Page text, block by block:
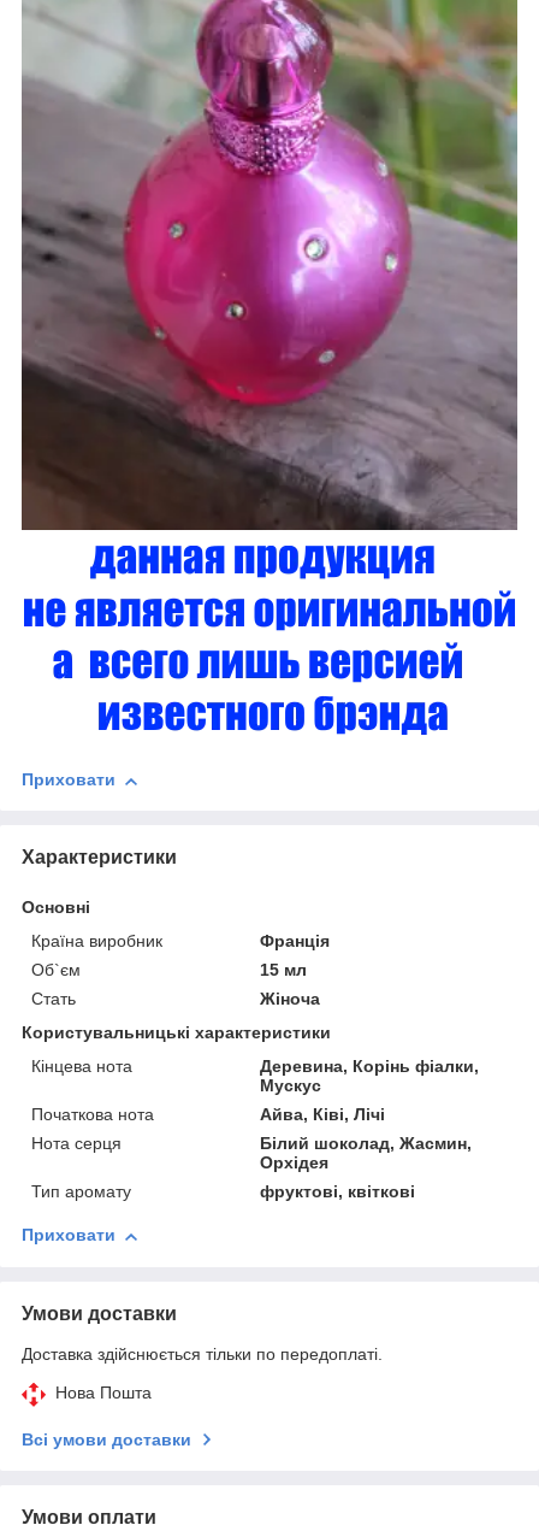
Приховати
Характеристики
Основні
Країна виробник
Франція
Об`єм
15 мл
Стать
Жіноча
Користувальницькі характеристики
Кінцева нота
Деревина, Корінь фіалки,
Мускус
Початкова нота
Айва, Ківі, Лічі
Нота серця
Білий шоколад, Жасмин,
Орхідея
Тип аромату
фруктові, квіткові
Приховати
Умови доставки
Доставка здійснюється тільки по передоплаті.
Нова Пошта
Всі умови доставки
Умови оплати